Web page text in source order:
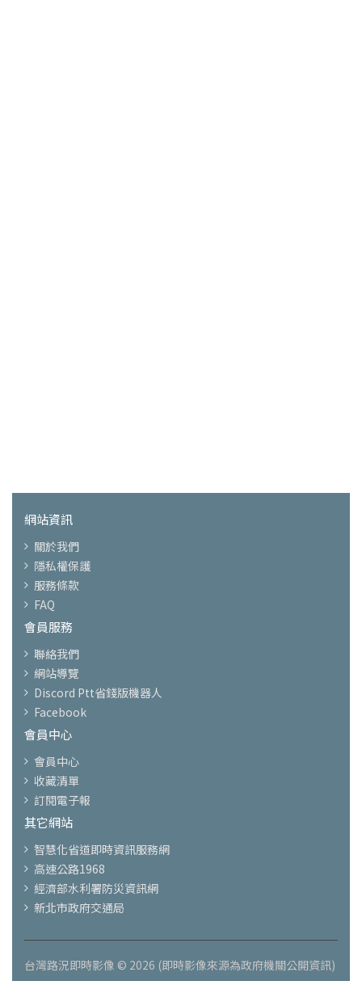
網站資訊
關於我們
隱私權保護
服務條款
FAQ
會員服務
聯絡我們
網站導覽
Discord Ptt省錢版機器人
Facebook
會員中心
會員中心
收藏清單
訂閱電子報
其它網站
智慧化省道即時資訊服務網
高速公路1968
經濟部水利署防災資訊網
新北市政府交通局
台灣路況即時影像 © 2026 (即時影像來源為政府機關公開資訊)